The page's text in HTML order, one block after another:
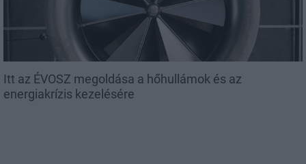
Itt az ÉVOSZ megoldása a hőhullámok és az
energiakrízis kezelésére